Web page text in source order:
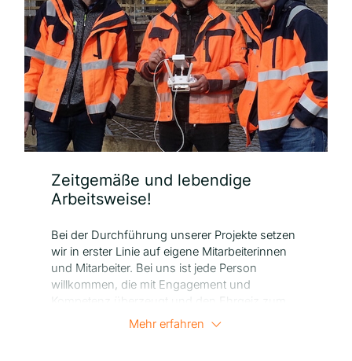
Baufeldes mittels 3D-Scan und die Steuerung
der Bauabläufe in digitalen Bauakten. Mobiles
Arbeiten und der permanente Zugriff auf alle
relevanten Daten sind für unsere
Mitarbeiterinnen und Mitarbeiter
selbstverständlich.
Zeitgemäße und lebendige
Arbeitsweise!
Bei der Durchführung unserer Projekte setzen
wir in erster Linie auf eigene Mitarbeiterinnen
und Mitarbeiter. Bei uns ist jede Person
willkommen, die mit Engagement und
Kompetenz überzeugt und den Ehrgeiz zum
Erfolg mitbringt.Mehr erfahren